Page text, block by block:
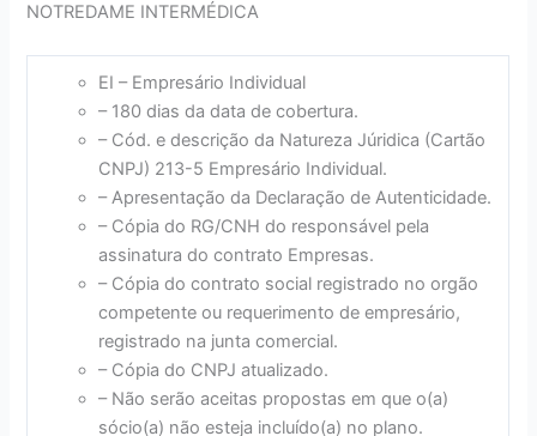
NOTREDAME INTERMÉDICA
EI – Empresário Individual
– 180 dias da data de cobertura.
– Cód. e descrição da Natureza Júridica (Cartão
CNPJ) 213-5 Empresário Individual.
– Apresentação da Declaração de Autenticidade.
– Cópia do RG/CNH do responsável pela
assinatura do contrato Empresas.
– Cópia do contrato social registrado no orgão
competente ou requerimento de empresário,
registrado na junta comercial.
– Cópia do CNPJ atualizado.
– Não serão aceitas propostas em que o(a)
sócio(a) não esteja incluído(a) no plano.